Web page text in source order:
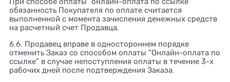
обязанность Покупателя по оплате считается
выполненной с момента зачисления денежных средств
на расчетный счет Продавца.
6.6. Продавец вправе в одностороннем порядке
отменить Заказ со способом оплаты “Онлайн-оплата по
ссылке” в случае непоступления оплаты в течение 3-х
рабочих дней после подтверждения Заказа.